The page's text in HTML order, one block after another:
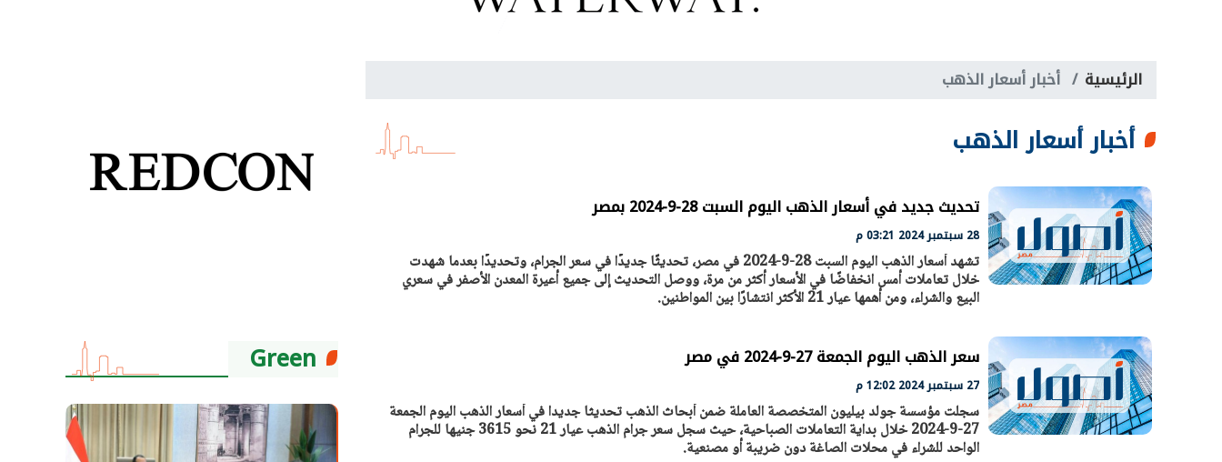
الرئيسية أخبار أسعار الذهب
أخبار أسعار الذهب
تحديث جديد في أسعار الذهب اليوم السبت 28-9-2024 بمصر
28 سبتمبر 2024 03:21 م
تشهد أسعار الذهب اليوم السبت 28-9-2024 في مصر، تحديثًا جديدًا في سعر الجرام، وتحديدًا بعدما شهدت
خلال تعاملات أمس انخفاضًا في الأسعار أكثر من مرة، ووصل التحديث إلى جميع أعيرة المعدن الأصفر في سعري
البيع والشراء، ومن أهمها عيار 21 الأكثر انتشارًا بين المواطنين.
سعر الذهب اليوم الجمعة 27-9-2024 في مصر
27 سبتمبر 2024 12:02 م
سجلت مؤسسة جولد بيليون المتخصصة العاملة ضمن أبحاث الذهب تحديثا جديدا في أسعار الذهب اليوم الجمعة
27-9-2024 خلال بداية التعاملات الصباحية، حيث سجل سعر جرام الذهب عيار 21 نحو 3615 جنيها للجرام
الواحد للشراء في محلات الصاغة دون ضريبة أو مصنعية.
Green